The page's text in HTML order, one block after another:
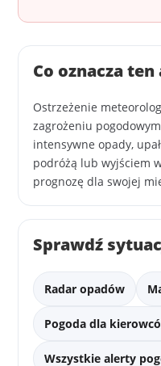
Co oznacza
Ostrzeżenie
zagrożeniu
intensywne opady,
podróżą lub wyjściem
prognozę dla swojej
Sprawdź
Radar opadów
Pogoda dla
Wszystkie alerty